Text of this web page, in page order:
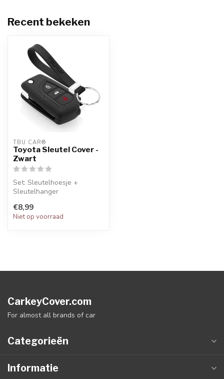
Recent bekeken
TBU CAR®
Toyota Sleutel Cover -
Zwart
Set: Sleutelhoesje +
Sleutelhanger
€8,99
Niet op voorraad
CarkeyCover.com
For almost all brands of car
Categorieën
Informatie